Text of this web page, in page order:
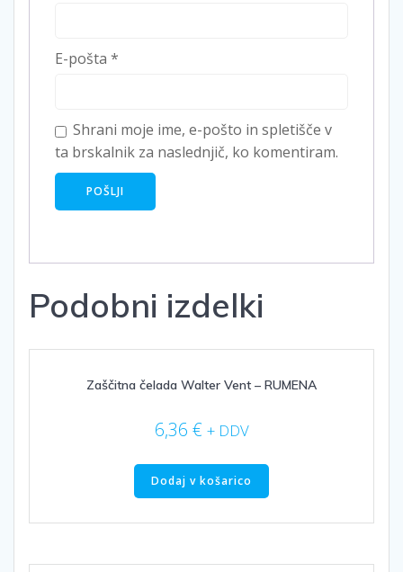
E-pošta *
Shrani moje ime, e-pošto in spletišče v
ta brskalnik za naslednjič, ko komentiram.
Podobni izdelki
Zaščitna čelada Walter Vent – RUMENA
6,36 € + DDV
Dodaj v košarico